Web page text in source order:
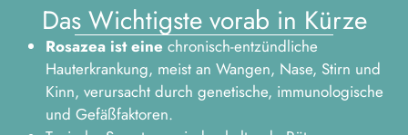
Da s Wichtigste vorab in Kürze
Rosazea ist eine chronisch-entzündliche
Hauterkrankung, meist an Wangen, Nase, Stirn und
Kinn, verursacht durch genetische, immunologische
und Gefäßfaktoren.